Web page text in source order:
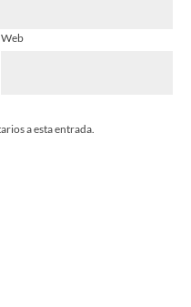
Web
a esta entrada.